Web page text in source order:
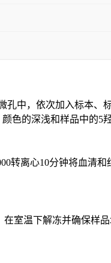
孔中，依次加入标本、
色的深浅和样品中的5
转离心10分钟将血清和
室温下解冻并确保样品